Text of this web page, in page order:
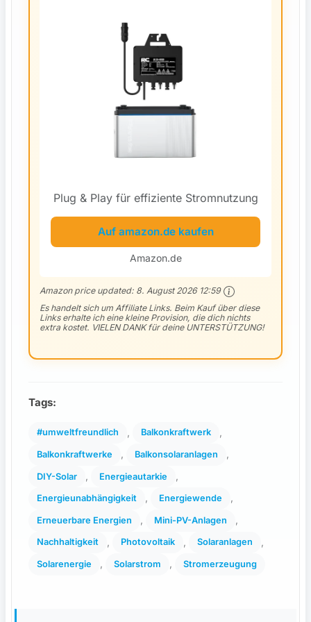
Plug & Play für effiziente Stromnutzung
Auf amazon.de kaufen
Amazon.de
Amazon price updated: 8. August 2026 12:59
Es handelt sich um Affiliate Links. Beim Kauf über diese
Links erhalte ich eine kleine Provision, die dich nichts
extra kostet. VIELEN DANK für deine UNTERSTÜTZUNG!
Tags:
#umweltfreundlich Balkonkraftwerk
Balkonkraftwerke Balkonsolaranlagen
DIY-Solar Energieautarkie
Energieunabhängigkeit Energiewende
Erneuerbare Energien Mini-PV-Anlagen
Nachhaltigkeit Photovoltaik Solaranlagen
Solarenergie Solarstrom Stromerzeugung